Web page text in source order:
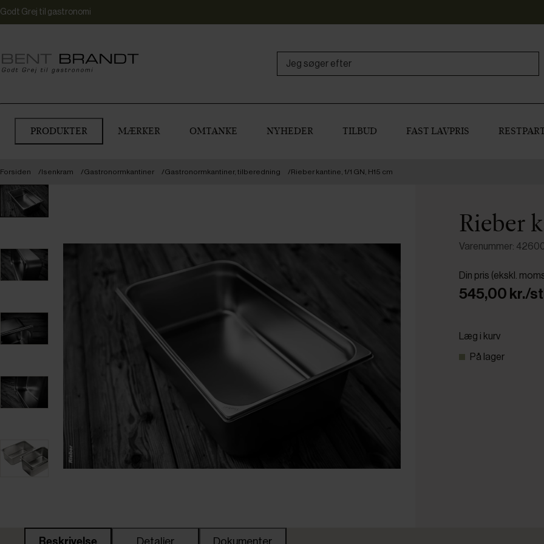
Godt Grej til gastronomi
PRODUKTER MÆRKER OMTANKE NYHEDER TILBUD FAST LAVPRIS
Forsiden Isenkram Gastronormkantiner Gastronormkantiner, tilberedning Rieber kantine, 1/1 GN, H15 cm
Rieber
Varenummer:
Din pris (ekskl.
545,00 kr./
Læg i kurv
På lager
Beskrivelse Detaljer Dokumenter